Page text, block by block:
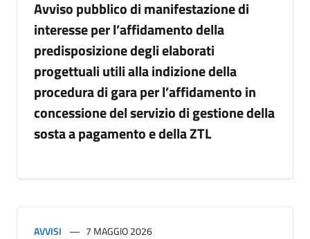
Avviso pubblico di manifestazione di
interesse per l’affidamento della
predisposizione degli elaborati
progettuali utili alla indizione della
procedura di gara per l’affidamento in
concessione del servizio di gestione della
sosta a pagamento e della ZTL
AVVISI 7 MAGGIO 2026